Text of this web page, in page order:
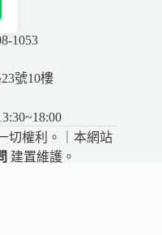
1053
號10樓
切權利。｜本網站
建置維護。